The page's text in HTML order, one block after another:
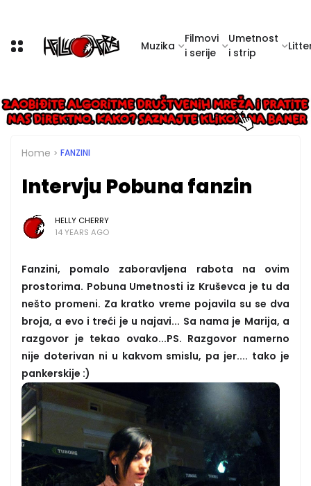
Muzika
Filmovi
i serije
Umetnost
i strip
Home FANZINI
Intervju Pobuna fanzin
HELLY CHERRY
14 YEARS AGO
Fanzini, pomalo zaboravljena rabota na ovim
prostorima. Pobuna Umetnosti iz Kruševca je tu da
nešto promeni. Za kratko vreme pojavila su se dva
broja, a evo i treći je u najavi... Sa nama je Marija, a
razgovor je tekao ovako...PS. Razgovor namerno
nije doterivan ni u kakvom smislu, pa jer.... tako je
pankerskije :)